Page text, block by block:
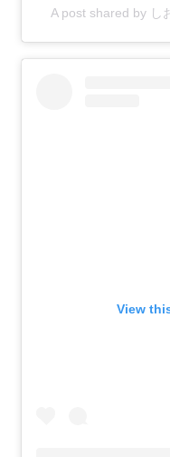
A post shared by
View